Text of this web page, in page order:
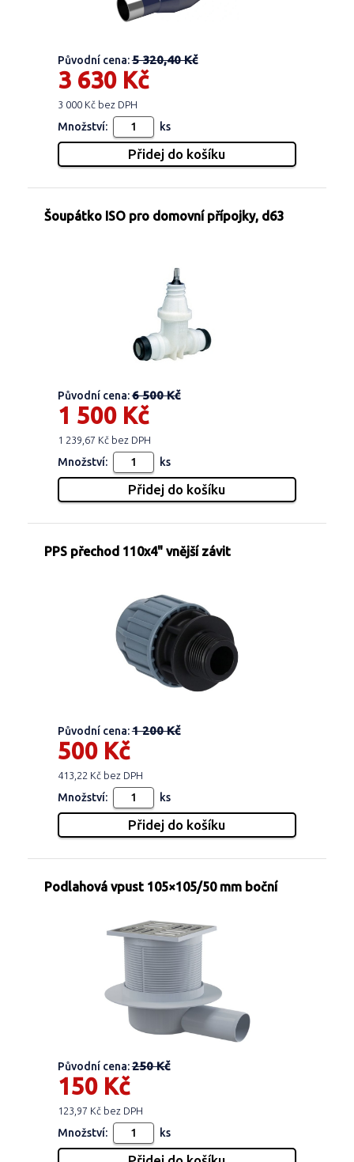
Původní cena:5 320,40 Kč
3 630 Kč
3 000 Kč bez DPH
Množství: ks
Šoupátko ISO pro domovní přípojky, d63
Původní cena:6 500 Kč
1 500 Kč
1 239,67 Kč bez DPH
Množství: ks
PPS přechod 110x4" vnější závit
Původní cena:1 200 Kč
500 Kč
413,22 Kč bez DPH
Množství: ks
Podlahová vpust 105×105/50 mm boční
Původní cena:250 Kč
150 Kč
123,97 Kč bez DPH
Množství: ks